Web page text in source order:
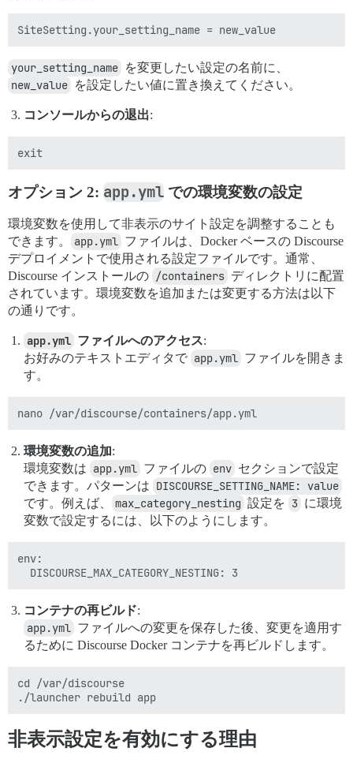
your_setting_name を変更したい設定の名前に、
new_value を設定したい値に置き換えてください。
コンソールからの退出:
オプション 2: app.yml での環境変数の設定
環境変数を使用して非表示のサイト設定を調整することも
できます。
app.yml ファイルは、Docker ベースの Discourse
デプロイメントで使用される設定ファイルです。通常、
Discourse インストールの /containers ディレクトリに配置
されています。環境変数を追加または変更する方法は以下
の通りです。
app.yml ファイルへのアクセス:
お好みのテキストエディタで app.yml ファイルを開きま
す。
環境変数の追加:
環境変数は app.yml ファイルの env セクションで設定
できます。パターンは DISCOURSE_SETTING_NAME: value
です。例えば、 max_category_nesting 設定を 3 に環境
変数で設定するには、以下のようにします。
env:
コンテナの再ビルド:
app.yml ファイルへの変更を保存した後、変更を適用す
るために Discourse Docker コンテナを再ビルドします。
cd /var/discourse
非表示設定を有効にする理由